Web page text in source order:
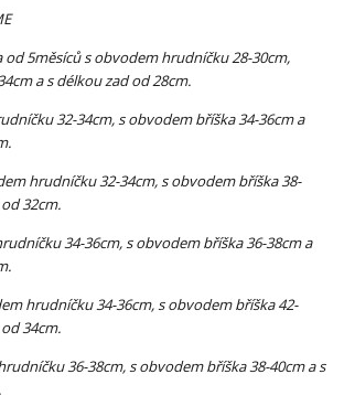
5měsíců s obvodem hrudníčku 28-30cm,
a s délkou zad od 28cm.
32-34cm, s obvodem bříška 34-36cm a
hrudníčku 32-34cm, s obvodem bříška 38-
32cm.
34-36cm, s obvodem bříška 36-38cm a
hrudníčku 34-36cm, s obvodem bříška 42-
34cm.
36-38cm, s obvodem bříška 38-40cm a s